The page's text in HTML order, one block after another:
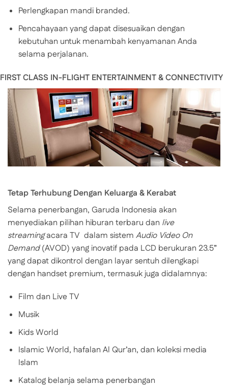
Perlengkapan mandi branded.
Pencahayaan yang dapat disesuaikan dengan
kebutuhan untuk menambah kenyamanan Anda
selama perjalanan.
FIRST CLASS IN-FLIGHT ENTERTAINMENT & CONNECTIVITY
Tetap Terhubung Dengan Keluarga & Kerabat
Selama penerbangan, Garuda Indonesia akan
menyediakan pilihan hiburan terbaru dan live
streamingacara TV dalam sistem Audio Video On
Demand(AVOD) yang inovatif pada LCD berukuran 23.5”
yang dapat dikontrol dengan layar sentuh dilengkapi
dengan handset premium, termasuk juga didalamnya:
Film dan Live TV
Musik
Kids World
Islamic World, hafalan Al Qur’an, dan koleksi media
Islam
Katalog belanja selama penerbangan